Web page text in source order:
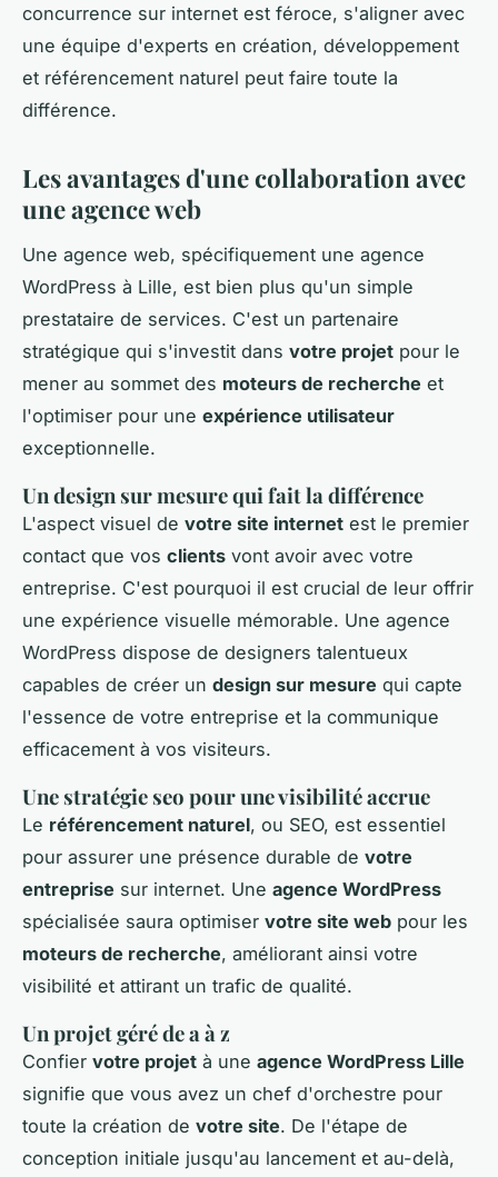
concurrence sur internet est féroce, s'aligner avec
une équipe d'experts en création, développement
et référencement naturel peut faire toute la
différence.
Les avantages d'une collaboration avec
une agence web
Une agence web, spécifiquement une agence
WordPress à Lille, est bien plus qu'un simple
prestataire de services. C'est un partenaire
stratégique qui s'investit dans votre projet pour le
mener au sommet des moteurs de recherche et
l'optimiser pour une expérience utilisateur
exceptionnelle.
Un design sur mesure qui fait la différence
L'aspect visuel de votre site internet est le premier
contact que vos clients vont avoir avec votre
entreprise. C'est pourquoi il est crucial de leur offrir
une expérience visuelle mémorable. Une agence
WordPress dispose de designers talentueux
capables de créer un design sur mesure qui capte
l'essence de votre entreprise et la communique
efficacement à vos visiteurs.
Une stratégie seo pour une visibilité accrue
Le référencement naturel, ou SEO, est essentiel
pour assurer une présence durable de votre
entreprise sur internet. Une agence WordPress
spécialisée saura optimiser votre site web pour les
moteurs de recherche, améliorant ainsi votre
visibilité et attirant un trafic de qualité.
Un projet géré de a à z
Confier votre projet à une agence WordPress Lille
signifie que vous avez un chef d'orchestre pour
toute la création de votre site. De l'étape de
conception initiale jusqu'au lancement et au-delà,